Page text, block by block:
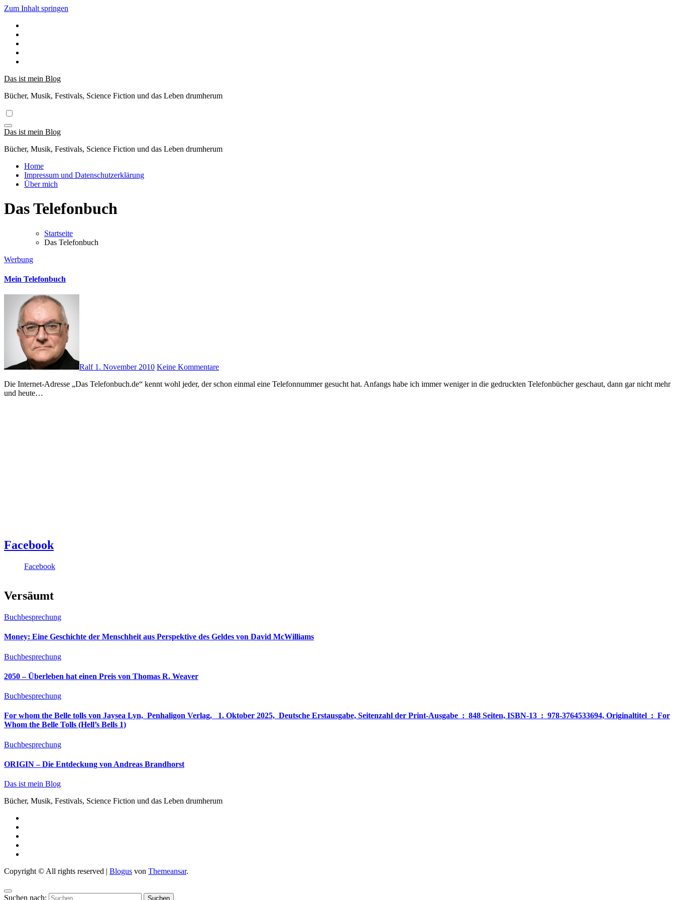
Zum Inhalt springen
Das ist mein Blog
Bücher, Musik, Festivals, Science Fiction und das Leben drumherum
Das ist mein Blog
Bücher, Musik, Festivals, Science Fiction und das Leben drumherum
Home
Impressum und Datenschutzerklärung
Über mich
Das Telefonbuch
Startseite
Das Telefonbuch
Werbung
Mein Telefonbuch
Ralf 1. November 2010 Keine Kommentare
Die Internet-Adresse „Das Telefonbuch.de“ kennt wohl jeder, der schon einmal eine Telefonnummer gesucht hat. Anfangs habe ich immer weniger in die gedruckten Telefonbücher geschaut, dann gar nicht mehr
und heute…
Facebook
Facebook
Versäumt
Buchbesprechung
Money: Eine Geschichte der Menschheit aus Perspektive des Geldes von David McWilliams
Buchbesprechung
2050 – Überleben hat einen Preis von Thomas R. Weaver
Buchbesprechung
For whom the Belle tolls von Jaysea Lyn, ‎ Penhaligon Verlag, ‎ 1. Oktober 2025, ‎ Deutsche Erstausgabe, Seitenzahl der Print-Ausgabe ‏ : ‎ 848 Seiten, ISBN-13 ‏ : ‎ 978-3764533694, Originaltitel ‏ : ‎ For
Whom the Belle Tolls (Hell’s Bells 1)
Buchbesprechung
ORIGIN – Die Entdeckung von Andreas Brandhorst
Das ist mein Blog
Bücher, Musik, Festivals, Science Fiction und das Leben drumherum
Copyright © All rights reserved | Blogus von Themeansar.
Suchen nach: